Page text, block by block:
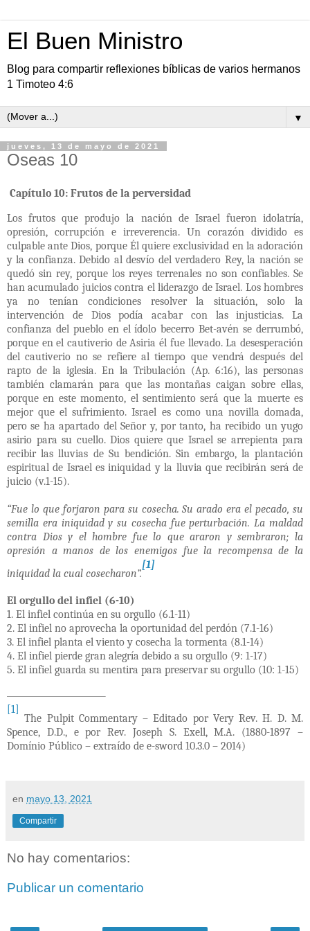
El Buen Ministro
Blog para compartir reflexiones bíblicas de varios hermanos
1 Timoteo 4:6
▼
jueves, 13 de mayo de 2021
Oseas 10
Capítulo 10: Frutos de la perversidad
Los frutos que produjo la nación de Israel fueron idolatría,
opresión, corrupción e irreverencia. Un corazón dividido es
culpable ante Dios, porque Él quiere exclusividad en la adoración
y la confianza. Debido al desvío del verdadero Rey, la nación se
quedó sin rey, porque los reyes terrenales no son confiables. Se
han acumulado juicios contra el liderazgo de Israel. Los hombres
ya no tenían condiciones resolver la situación, solo la
intervención de Dios podía acabar con las injusticias. La
confianza del pueblo en el ídolo becerro Bet-avén se derrumbó,
porque en el cautiverio de Asiria él fue llevado. La desesperación
del cautiverio no se refiere al tiempo que vendrá después del
rapto de la iglesia. En la Tribulación (Ap. 6:16), las personas
también clamarán para que las montañas caigan sobre ellas,
porque en este momento, el sentimiento será que la muerte es
mejor que el sufrimiento. Israel es como una novilla domada,
pero se ha apartado del Señor y, por tanto, ha recibido un yugo
asirio para su cuello. Dios quiere que Israel se arrepienta para
recibir las lluvias de Su bendición. Sin embargo, la plantación
espiritual de Israel es iniquidad y la lluvia que recibirán será de
juicio (v.1-15).
“Fue lo que forjaron para su cosecha. Su arado era el pecado, su
semilla era iniquidad y su cosecha fue perturbación. La maldad
contra Dios y el hombre fue lo que araron y sembraron; la
opresión a manos de los enemigos fue la recompensa de la
iniquidad la cual cosecharon”.
[1]
El orgullo del infiel (6-10)
1. El infiel continúa en su orgullo (6.1-11)
2. El infiel no aprovecha la oportunidad del perdón (7.1-16)
3. El infiel planta el viento y cosecha la tormenta (8.1-14)
4. El infiel pierde gran alegría debido a su orgullo (9: 1-17)
5. El infiel guarda su mentira para preservar su orgullo (10: 1-15)
[1]
The Pulpit Commentary –Editado por Very Rev. H. D. M.
Spence, D.D., e por Rev. Joseph S. Exell, M.A. (1880-1897 –
Domínio Público – extraído de e-sword 10.3.0 – 2014)
en mayo 13, 2021
Compartir
No hay comentarios:
Publicar un comentario